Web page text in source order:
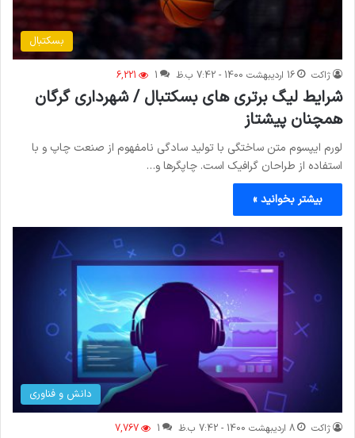
بسکتبال
ژاکت 16 اردیبهشت 1400 - 7:42 ب.ظ 1
6,221
شرایط لیگ برتری های بسکتبال / شهرداری گرگان
همچنان پیشتاز
لورم ایپسوم متن ساختگی با تولید سادگی نامفهوم از صنعت چاپ و با
استفاده از طراحان گرافیک است. چاپگرها و…
بیشتر بخوانید »
دانش و فناوری
ژاکت 8 اردیبهشت 1400 - 7:42 ب.ظ 1
7,767